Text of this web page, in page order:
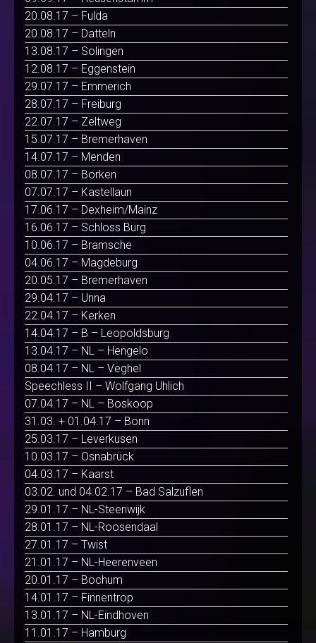
20.08.17 – Fulda
20.08.17 – Datteln
13.08.17 – Solingen
12.08.17 – Eggenstein
29.07.17 – Emmerich
28.07.17 – Freiburg
22.07.17 – Zeltweg
15.07.17 – Bremerhaven
14.07.17 – Menden
08.07.17 – Borken
07.07.17 – Kastellaun
17.06.17 – Dexheim/Mainz
16.06.17 – Schloss Burg
10.06.17 – Bramsche
04.06.17 – Magdeburg
20.05.17 – Bremerhaven
29.04.17 – Unna
22.04.17 – Kerken
14.04.17 – B – Leopoldsburg
13.04.17 – NL – Hengelo
08.04.17 – NL – Veghel
Speechless II – Wolfgang Uhlich
07.04.17 – NL – Boskoop
31.03. + 01.04.17 – Bonn
25.03.17 – Leverkusen
10.03.17 – Osnabrück
04.03.17 – Kaarst
03.02. und 04.02.17 – Bad Salzuflen
29.01.17 – NL-Steenwijk
28.01.17 – NL-Roosendaal
27.01.17 – Twist
21.01.17 – NL-Heerenveen
20.01.17 – Bochum
14.01.17 – Finnentrop
13.01.17 – NL-Eindhoven
11.01.17 – Hamburg